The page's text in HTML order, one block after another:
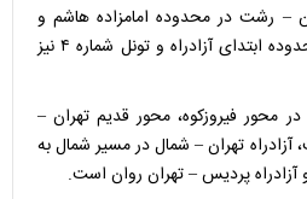
– رشت در محدوده امامزاده هاشم و
آزادراه تهران – پردیس در محدوده ابتدای آزادراه و تونل شماره ۴ نیز
محور فیروزکوه، محور قدیم تهران –
تهران – شمال در مسیر شمال به
پردیس – تهران روان است.